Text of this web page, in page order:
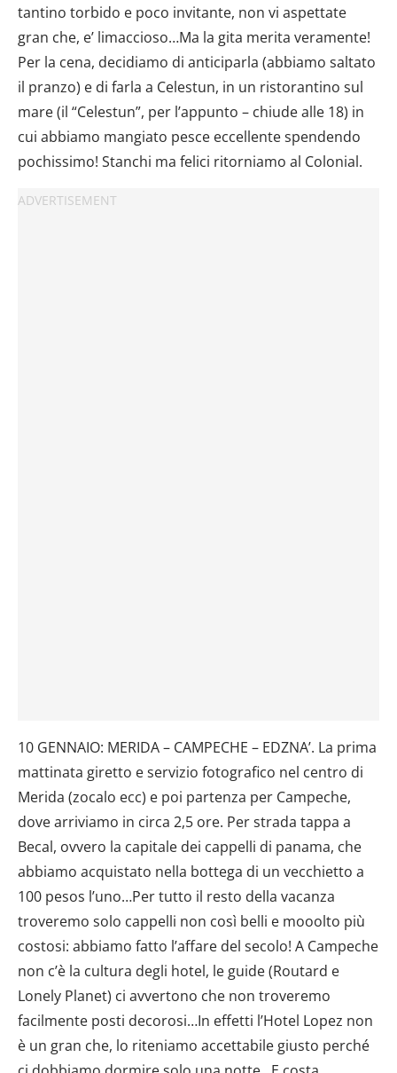
tantino torbido e poco invitante, non vi aspettate
gran che, e’ limaccioso…Ma la gita merita veramente!
Per la cena, decidiamo di anticiparla (abbiamo saltato
il pranzo) e di farla a Celestun, in un ristorantino sul
mare (il “Celestun”, per l’appunto – chiude alle 18) in
cui abbiamo mangiato pesce eccellente spendendo
pochissimo! Stanchi ma felici ritorniamo al Colonial.
10 GENNAIO: MERIDA – CAMPECHE – EDZNA’. La prima
mattinata giretto e servizio fotografico nel centro di
Merida (zocalo ecc) e poi partenza per Campeche,
dove arriviamo in circa 2,5 ore. Per strada tappa a
Becal, ovvero la capitale dei cappelli di panama, che
abbiamo acquistato nella bottega di un vecchietto a
100 pesos l’uno…Per tutto il resto della vacanza
troveremo solo cappelli non così belli e mooolto più
costosi: abbiamo fatto l’affare del secolo! A Campeche
non c’è la cultura degli hotel, le guide (Routard e
Lonely Planet) ci avvertono che non troveremo
facilmente posti decorosi…In effetti l’Hotel Lopez non
è un gran che, lo riteniamo accettabile giusto perché